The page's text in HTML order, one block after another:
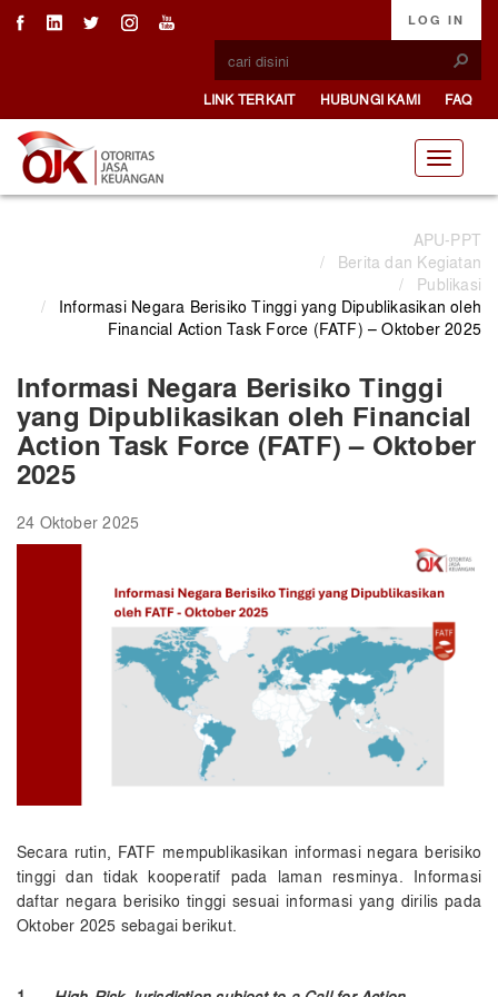
LOG IN
LINK TERKAIT HUBUNGI KAMI FAQ
APU-PPT
/
Berita dan Kegiatan
/
Publikasi
/
Informasi Negara Berisiko Tinggi yang Dipublikasikan oleh
Financial Action Task Force (FATF) – Oktober 2025
Informasi Negara Berisiko Tinggi
yang Dipublikasikan oleh Financial
Action Task Force (FATF) – Oktober
2025
24 Oktober 2025
Secara rutin, FATF mempublikasi​kan informasi negara berisiko
tinggi dan tidak kooperatif pada laman resminya. Informasi
daftar negara berisiko tinggi sesuai informasi yang dirilis pada
Oktober 2025 sebagai berikut.